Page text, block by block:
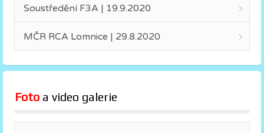
Soustředění F3A | 19.9.2020
MČR RCA Lomnice | 29.8.2020
Foto a video galerie